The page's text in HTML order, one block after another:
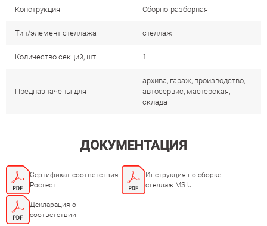
Конструкция Сборно-разборная
Тип/элемент стеллажа стеллаж
Количество секций, шт 1
Предназначены для
архива, гараж, производство,
автосервис, мастерская,
склада
ДОКУМЕНТАЦИЯ
Сертификат соответствия
Ростест
Инструкция по сборке
стеллаж MS U
Декларация о
соответствии